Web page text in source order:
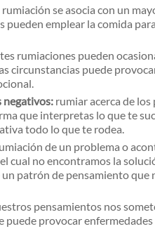
rumiación se asocia con un
pueden emplear la comida
rumiaciones pueden
circunstancias puede
negativos: rumiar acerca de
que interpretas lo que te
todo lo que te rodea.
de un problema o
cual no encontramos la
un patrón de pensamiento
pensamientos nos
puede provocar